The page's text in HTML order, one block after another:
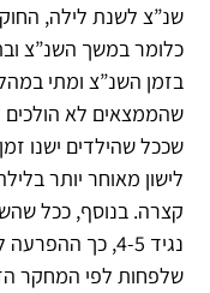
שנ”צ לשנת לילה,
כלומר במשך השנ”צ
בזמן השנ”צ ומתי
שהממצאים לא
שככל שהילדים ישנו
לישון מאוחר יותר
קצרה. בנוסף, ככל
נגיד 4-5, כך
שלפחות לפי המחקר